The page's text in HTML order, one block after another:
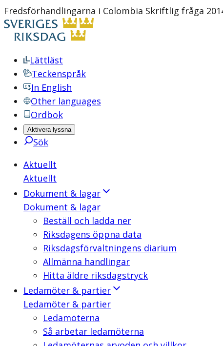
Fredsförhandlingarna i Colombia Skriftlig fråga
Lättläst
Teckenspråk
In English
Other languages
Ordbok
Aktivera lyssna
Sök
Aktuellt
Aktuellt
Dokument & lagar
Dokument & lagar
Beställ och ladda ner
Riksdagens öppna data
Riksdagsförvaltningens diarium
Allmänna handlingar
Hitta äldre riksdagstryck
Ledamöter & partier
Ledamöter & partier
Ledamöterna
Så arbetar ledamöterna